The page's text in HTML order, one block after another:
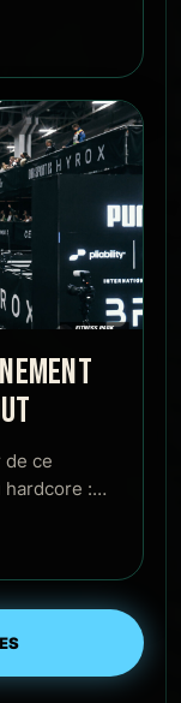
de ce
hardcore :…